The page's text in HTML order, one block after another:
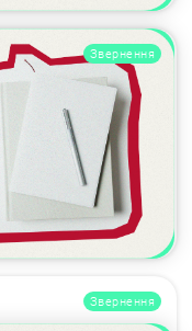
Звернення
Звернення